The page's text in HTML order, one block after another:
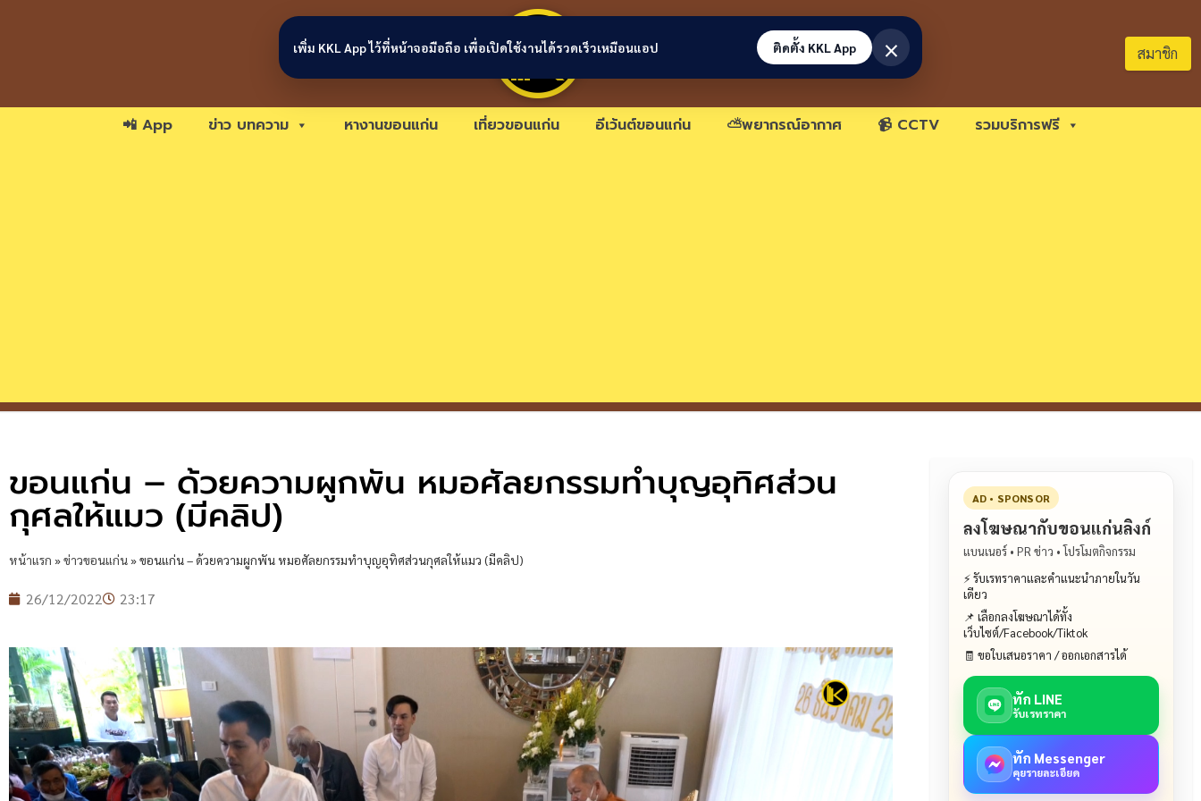
ขอนแก่นลิงก์ สมาชิก
📲 App ข่าว บทความ หางานขอนแก่น เที่ยวขอนแก่น อีเว้นต์ขอนแก่น ⛅พยากรณ์อากาศ 📹 CCTV รวมบริการฟรี
ขอนแก่น – ด้วยความผูกพัน หมอศัลยกรรมทำบุญอุทิศส่วน
กุศลให้แมว (มีคลิป)
หน้าแรก »ข่าวขอนแก่น»ขอนแก่น – ด้วยความผูกพัน หมอศัลยกรรมทำบุญอุทิศส่วนกุศลให้แมว (มีคลิป)
26/12/2022 23:17
AD • SPONSOR
ลงโฆษณากับขอนแก่นลิงก์
แบนเนอร์ • PR ข่าว • โปรโมตกิจกรรม
⚡ รับเรทราคาและคำแนะนำภายในวัน
เดียว
📌 เลือกลงโฆษณาได้ทั้ง
เว็บไซต์/Facebook/Tiktok
🧾 ขอใบเสนอราคา / ออกเอกสารได้
ทัก LINE
รับเรทราคา
ทัก Messenger
คุยรายละเอียด
เพิ่ม KKL App ไว้ที่หน้าจอมือถือ เพื่อเปิดใช้งานได้รวดเร็วเหมือนแอป ติดตั้ง KKL App ×